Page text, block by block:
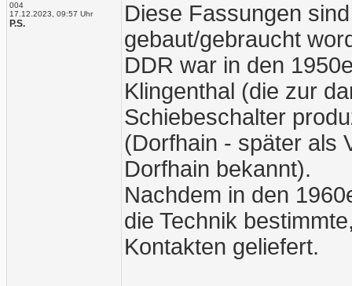
004
17.12.2023, 09:57 Uhr
P.S.
Diese Fassungen
gebaut/gebraucht
DDR war in den
Klingenthal (die zur
Schiebeschalter
(Dorfhain - später als
Dorfhain bekannt).
Nachdem in den
die Technik
Kontakten geliefert.